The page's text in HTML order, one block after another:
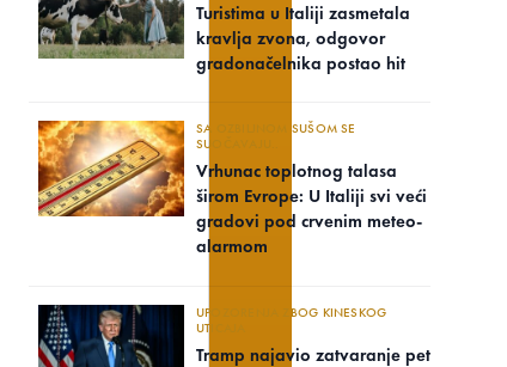
Turistima u Italiji zasmetala
kravlja zvona, odgovor
gradonačelnika postao hit
SA OZBILJNOM SUŠOM SE
SUOČAVAJU..
Vrhunac toplotnog talasa
širom Evrope: U Italiji svi veći
gradovi pod crvenim meteo-
alarmom
UPOZORENJA ZBOG KINESKOG
UTICAJA
Tramp najavio zatvaranje pet